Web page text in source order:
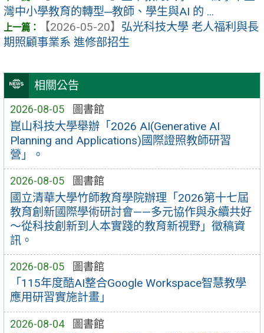
相關公告
2026-08-05 圖書館
崑山科技大學舉辦「2026 AI(Generative AI
Planning and Applications)國際證照教師研習
營」。
2026-08-05 圖書館
國立清華大學竹師教育學院辦理「2026第十七屆
教育創新國際學術研討會——多元協作與永續共好
～從科技創新到人本實踐的教育新視野」徵稿資
訊。
2026-08-05 圖書館
「115年度酷AI整合Google Workspace智慧教學
應用研習實施計畫」
2026-08-04 圖書館
灣中小學教育的轉型─教師、學生與AI 的 ...
【2026-05-20】 弘光科技大學 老人福利與長
期照顧事業系 進修部招生